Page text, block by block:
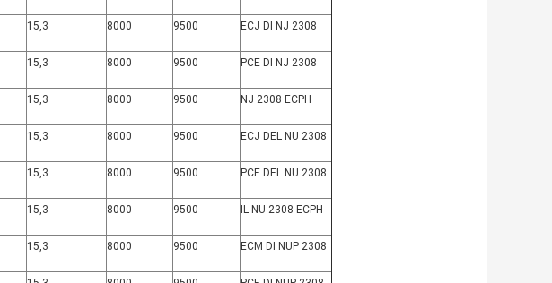
15,3 8000 9500 ECJ DI NJ 2308
15,3 8000 9500 PCE DI NJ 2308
15,3 8000 9500 NJ 2308 ECPH
15,3 8000 9500 ECJ DEL NU 2308
15,3 8000 9500 PCE DEL NU 2308
15,3 8000 9500 IL NU 2308 ECPH
15,3 8000 9500 ECM DI NUP 2308